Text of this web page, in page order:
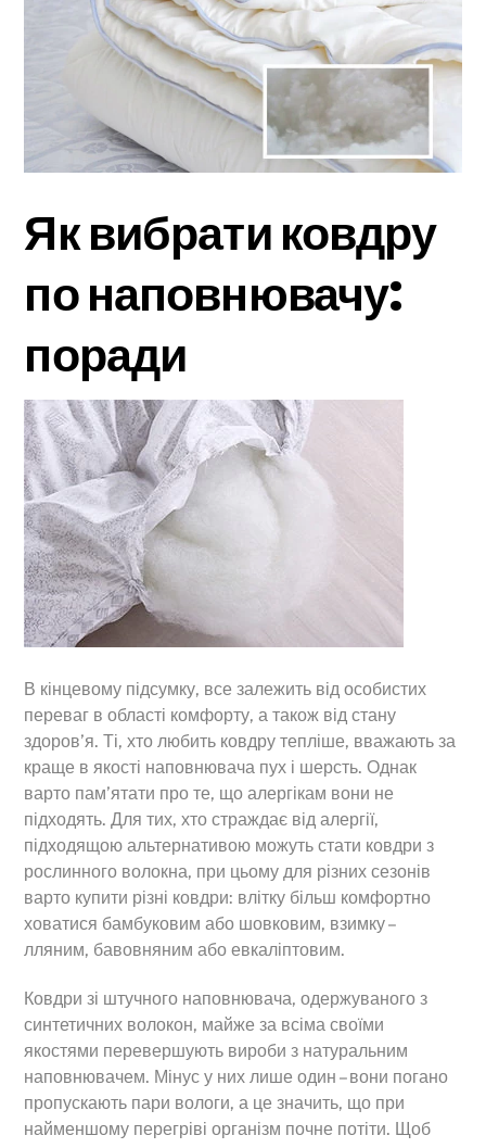
Як вибрати ковдру
по наповнювачу:
поради
В кінцевому підсумку, все залежить від особистих
переваг в області комфорту, а також від стану
здоров’я. Ті, хто любить ковдру тепліше, вважають за
краще в якості наповнювача пух і шерсть. Однак
варто пам’ятати про те, що алергікам вони не
підходять. Для тих, хто страждає від алергії,
підходящою альтернативою можуть стати ковдри з
рослинного волокна, при цьому для різних сезонів
варто купити різні ковдри: влітку більш комфортно
ховатися бамбуковим або шовковим, взимку –
лляним, бавовняним або евкаліптовим.
Ковдри зі штучного наповнювача, одержуваного з
синтетичних волокон, майже за всіма своїми
якостями перевершують вироби з натуральним
наповнювачем. Мінус у них лише один – вони погано
пропускають пари вологи, а це значить, що при
найменшому перегріві організм почне потіти. Щоб